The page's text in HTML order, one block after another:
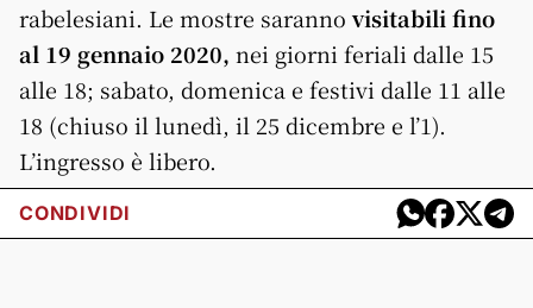
rabelesiani. Le mostre saranno visitabili fino
al 19 gennaio 2020, nei giorni feriali dalle 15
alle 18; sabato, domenica e festivi dalle 11 alle
18 (chiuso il lunedì, il 25 dicembre e l’1).
L’ingresso è libero.
CONDIVIDI